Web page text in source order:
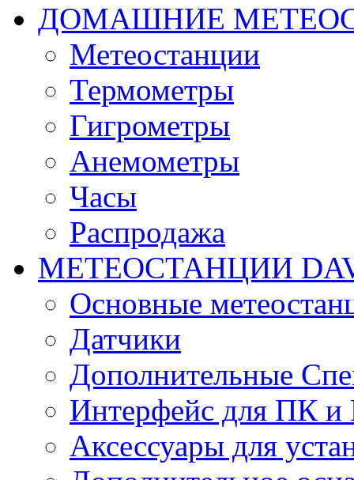
ДОМАШНИЕ
Метеостанции
Термометры
Гигрометры
Анемометры
Часы
Распродажа
МЕТЕОСТАНЦИИ
Основные
Датчики
Дополнительные
Интерфейс для ПК
Аксессуары для